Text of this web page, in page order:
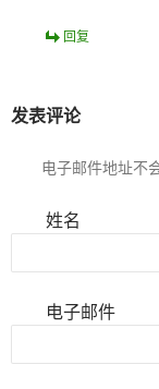
回复
发表评论
电子邮件地址不
姓名
电子邮件